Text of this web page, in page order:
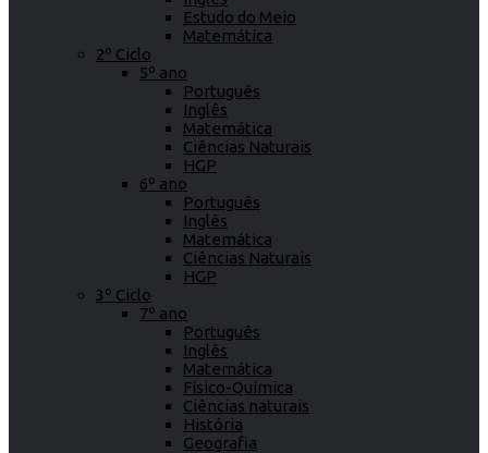
Estudo do Meio
Matemática
2º Ciclo
5º ano
Português
Inglês
Matemática
Ciências Naturais
HGP
6º ano
Português
Inglês
Matemática
Ciências Naturais
HGP
3º Ciclo
7º ano
Português
Inglês
Matemática
Físico-Química
Ciências naturais
História
Geografia